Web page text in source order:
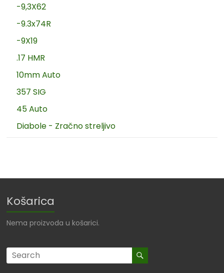
-9,3X62
-9.3x74R
-9X19
.17 HMR
10mm Auto
357 SIG
45 Auto
Diabole - Zračno streljivo
Košarica
Nema proizvoda u košarici.